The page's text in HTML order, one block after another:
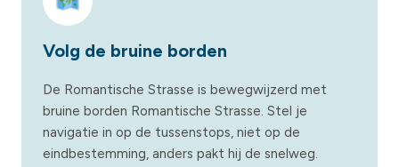
Volg de bruine borden
De Romantische Strasse is bewegwijzerd met
bruine borden Romantische Strasse. Stel je
navigatie in op de tussenstops, niet op de
eindbestemming, anders pakt hij de snelweg.